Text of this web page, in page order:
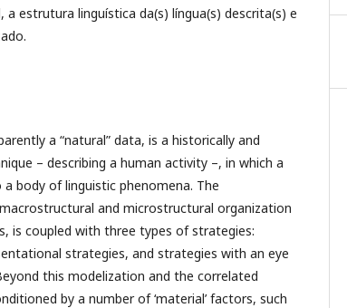
estrutura linguística da(s) língua(s) descrita(s) e
a “natural” data, is a historically and
– describing a human activity –, in which a
body of linguistic phenomena. The
and microstructural organization
is coupled with three types of strategies:
strategies, and strategies with an eye
this modelization and the correlated
by a number of ‘material’ factors, such